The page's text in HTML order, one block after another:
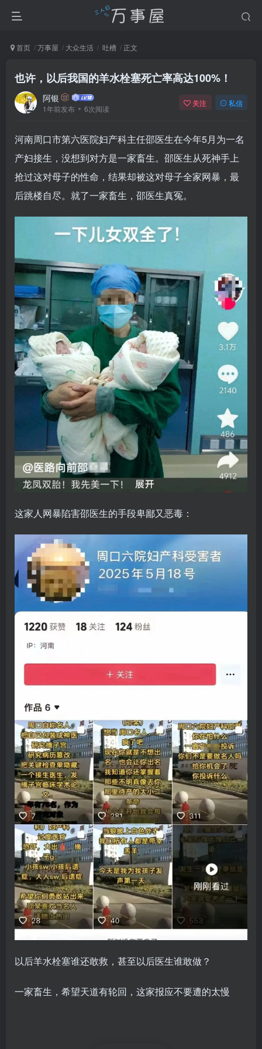
首页 万事屋 大众生活 吐槽 正文
也许，以后我国的羊水栓塞死亡率高达100%！
阿银
1年前发布 6次阅读
关注 私信
河南周口市第六医院妇产科主任邵医生在今年5月为一名
产妇接生，没想到对方是一家畜生。邵医生从死神手上
抢过这对母子的性命，结果却被这对母子全家网暴，最
后跳楼自尽。就了一家畜生，邵医生真冤。
这家人网暴陷害邵医生的手段卑鄙又恶毒：
以后羊水栓塞谁还敢救，甚至以后医生谁敢做？
一家畜生，希望天道有轮回，这家报应不要遭的太慢